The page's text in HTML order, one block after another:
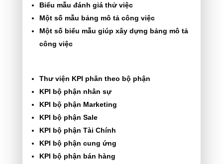
Biểu mẫu đánh giá thử việc
Một số mẫu bảng mô tả công việc
Một số biểu mẫu giúp xây dựng bảng mô tả
công việc
Thư viện KPI phân theo bộ phận
KPI bộ phận nhân sự
KPI bộ phận Marketing
KPI bộ phận Sale
KPI bộ phận Tài Chính
KPI bộ phận cung ứng
KPI bộ phận bán hàng